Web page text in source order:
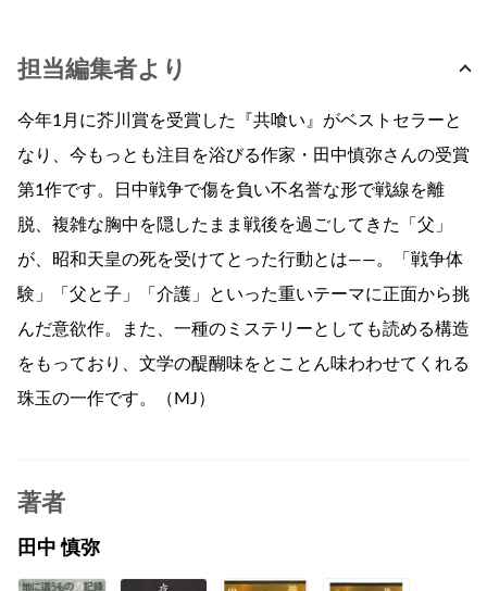
担当編集者より
今年1月に芥川賞を受賞した『共喰い』がベストセラーと
なり、今もっとも注目を浴びる作家・田中慎弥さんの受賞
第1作です。日中戦争で傷を負い不名誉な形で戦線を離
脱、複雑な胸中を隠したまま戦後を過ごしてきた「父」
が、昭和天皇の死を受けてとった行動とは――。「戦争体
験」「父と子」「介護」といった重いテーマに正面から挑
んだ意欲作。また、一種のミステリーとしても読める構造
をもっており、文学の醍醐味をとことん味わわせてくれる
珠玉の一作です。（MJ）
著者
田中 慎弥